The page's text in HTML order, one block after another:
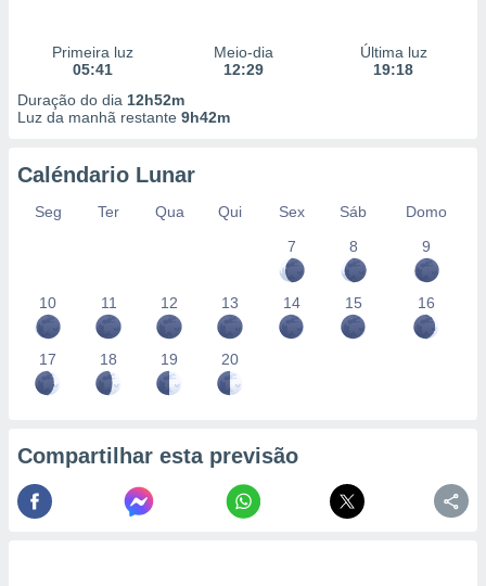
Primeira luz
05:41
Meio-dia
12:29
Última luz
19:18
Duração do dia 12h52m
Luz da manhã restante 9h42m
Caléndario Lunar
Seg Ter Qua Qui Sex Sáb
Domo
7
8 9
10 11 12 13 14 15 16
17 18 19 20
Compartilhar esta previsão